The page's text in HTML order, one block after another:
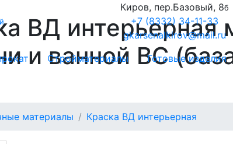
Киров, пер.Базовый, 8б
+7 (8332) 34-11-33
gkarsenalkirov@mail.ru
Стройматериалы Готовые изделия
ВД
и ванной ВС
материалы Краска ВД интерьерная